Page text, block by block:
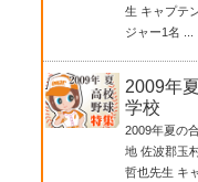
生 キャプテ
ジャー1名 ...
2009年
学校
2009年夏の
地 佐波郡玉
哲也先生 キ